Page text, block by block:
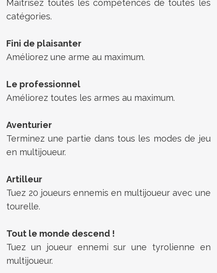
Maîtrisez toutes les compétences de toutes les
catégories.
Fini de plaisanter
Améliorez une arme au maximum.
Le professionnel
Améliorez toutes les armes au maximum.
Aventurier
Terminez une partie dans tous les modes de jeu
en multijoueur.
Artilleur
Tuez 20 joueurs ennemis en multijoueur avec une
tourelle.
Tout le monde descend !
Tuez un joueur ennemi sur une tyrolienne en
multijoueur.